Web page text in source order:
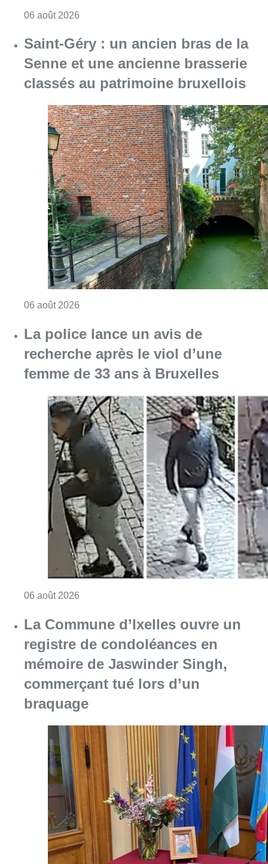
06 août 2026Consulter l'article "Saint-Géry : un ancien
La police lance un avis de
recherche après le viol d’une
femme de 33 ans à Bruxelles
06 août 2026 Consulter l'article "La police lance un avis
La Commune d’Ixelles ouvre un
registre de condoléances en
mémoire de Jaswinder Singh,
commerçant tué lors d’un
braquage
06 août 2026 Consulter l'article "La Commune d’Ixelles
Partager l'article
FacebookTwitterWhatsApp
Share
19 mai 2018- 16h30
Urban Sketcher